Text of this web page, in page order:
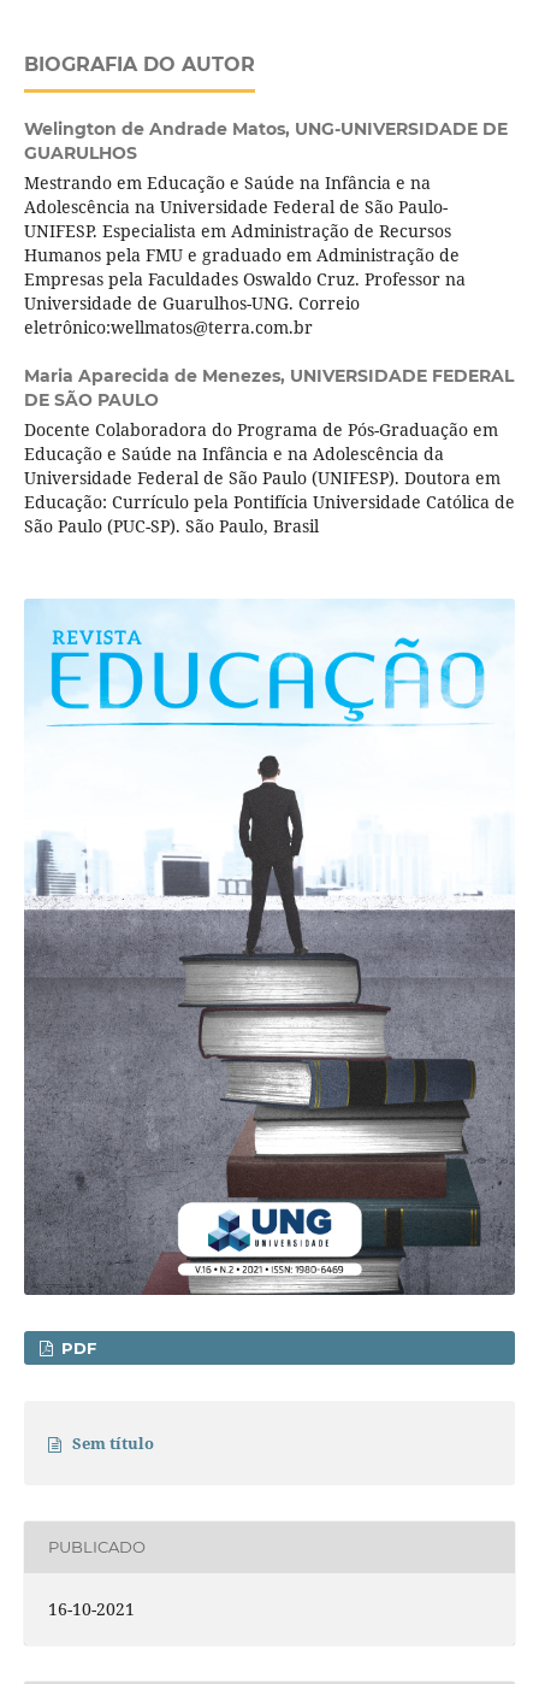
BIOGRAFIA DO AUTOR
Welington de Andrade Matos, UNG-UNIVERSIDADE DE
GUARULHOS
Mestrando em Educação e Saúde na Infância e na
Adolescência na Universidade Federal de São Paulo-
UNIFESP. Especialista em Administração de Recursos
Humanos pela FMU e graduado em Administração de
Empresas pela Faculdades Oswaldo Cruz. Professor na
Universidade de Guarulhos-UNG. Correio
eletrônico:wellmatos@terra.com.br
Maria Aparecida de Menezes, UNIVERSIDADE FEDERAL
DE SÃO PAULO
Docente Colaboradora do Programa de Pós-Graduação em
Educação e Saúde na Infância e na Adolescência da
Universidade Federal de São Paulo (UNIFESP). Doutora em
Educação: Currículo pela Pontifícia Universidade Católica de
São Paulo (PUC-SP). São Paulo, Brasil
PDF
Sem título
PUBLICADO
16-10-2021